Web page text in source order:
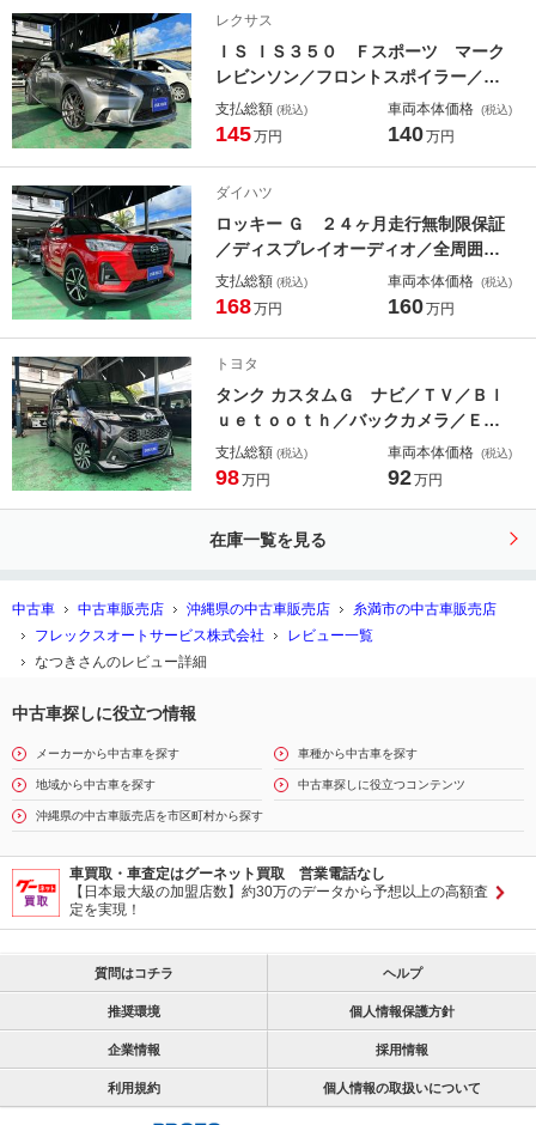
新品ホイール／新品タイヤ
レクサス
ＩＳ ＩＳ３５０ Ｆスポーツ マーク
レビンソン／フロントスポイラー／純
正ナビ／バックカメラ／ＥＴＣ／Ｂｌ
ｕｅｔｏｏｔｈ／ブラインドスポット
シートクーラー
支払総額 (税込)
145万円
車両本体価格 (税込)
140万円
ダイハツ
ロッキー Ｇ ２４ヶ月走行無制限保証
／ディスプレイオーディオ／全周囲カ
メラ／フルセグＴＶ／Ｂｌｕｅｔｏｏ
ｔｈ／シートヒーター／ＬＥＤヘッド
支払総額 (税込)
168万円
車両本体価格 (税込)
160万円
トヨタ
タンク カスタムＧ ナビ／ＴＶ／Ｂｌ
ｕｅｔｏｏｔｈ／バックカメラ／ＥＴ
Ｃ／ドライブレコーダー／両側パワー
スライド／ステアリングスイッチ／プ
支払総額 (税込)
98万円
車両本体価格 (税込)
92万円
在庫一覧を見る
中古車 中古車販売店 沖縄県の中古車販売店
糸満市の中古車販売店
フレックスオートサービス株式会社
レビュー一覧
なつきさんのレビュー詳細
中古車探しに役立つ情報
メーカーから中古車を探す 車種から中古車を探す
地域から中古車を探す 中古車探しに役立つコンテンツ
沖縄県の中古車販売店を市区町村から探す
車買取・車査定はグーネット買取 営業電話なし
【日本最大級の加盟店数】約30万のデータから予想以上の高額査
定を実現！
質問はコチラ ヘルプ
推奨環境 個人情報保護方針
企業情報 採用情報
利用規約 個人情報の取扱いについて